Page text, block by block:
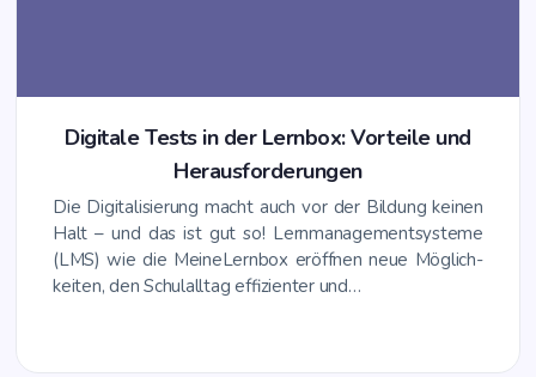
Digi­ta­le Tests in der Lern­box: Vor­tei­le und
Herausforderungen
Die Digi­ta­li­sie­rung macht auch vor der Bil­dung kei­nen
Halt – und das ist gut so! Lern­ma­nage­ment­sys­te­me
(LMS) wie die Mei­ne­Lern­box eröff­nen neue Mög­lich­
kei­ten, den Schul­all­tag effi­zi­en­ter und…